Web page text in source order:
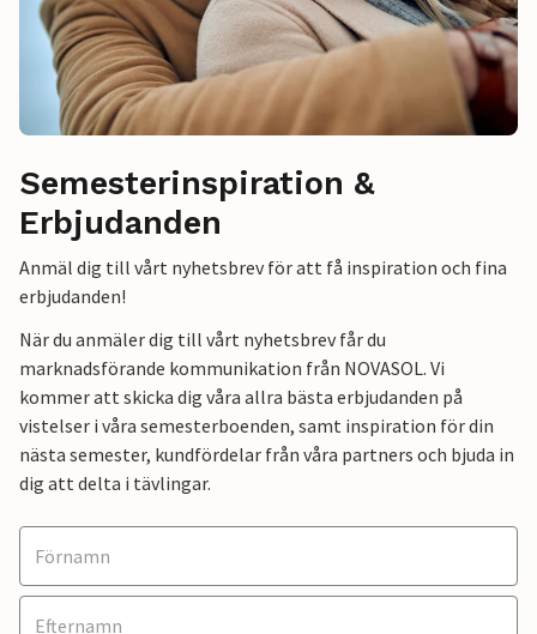
Semesterinspiration &
Erbjudanden
Anmäl dig till vårt nyhetsbrev för att få inspiration och fina
erbjudanden!
När du anmäler dig till vårt nyhetsbrev får du
marknadsförande kommunikation från NOVASOL. Vi
kommer att skicka dig våra allra bästa erbjudanden på
vistelser i våra semesterboenden, samt inspiration för din
nästa semester, kundfördelar från våra partners och bjuda in
dig att delta i tävlingar.